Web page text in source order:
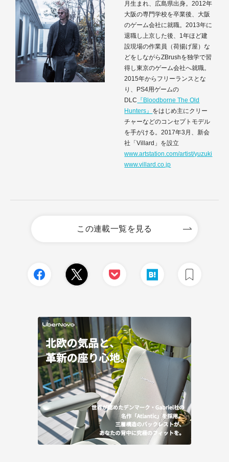
月生まれ、広島県出身。2012年
大阪の専門学校を卒業後、大阪
のゲーム会社に就職。2013年に
退職し上京した後、1年ほど建
設現場の作業員（荷揚げ屋）な
どをしながらZBrushを独学で習
得し東京のゲーム会社へ就職。
2015年からフリーランスとな
り、PS4用ゲームの
DLC 『Bloodborne The Old
Hunters』 をはじめ主にクリー
チャーなどのコンセプトモデル
を手がける。2017年3月、新会
社「Villard」を設立
www.artstation.com/artist/yuzuki
www.villard.co.jp
この連載一覧を見る